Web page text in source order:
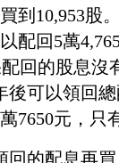
到10,953股
配回5萬
配回的股息
可以領回總
7650元，只
回的配息再